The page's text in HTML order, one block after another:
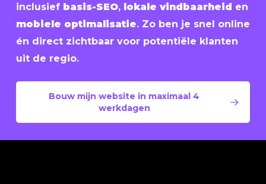
inclusief basis-SEO, lokale vindbaarheid en
mobiele optimalisatie. Zo ben je snel online
én direct zichtbaar voor potentiële klanten
uit de regio.
Bouw mijn website in maximaal 4
werkdagen